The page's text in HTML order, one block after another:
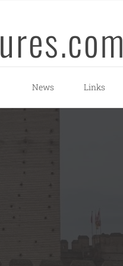
News Links